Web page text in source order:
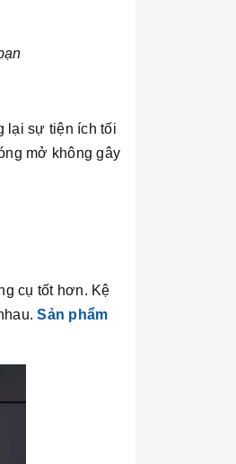
lại sự tiện ích tối
mở không gây
cụ tốt hơn. Kệ
Sản phẩm